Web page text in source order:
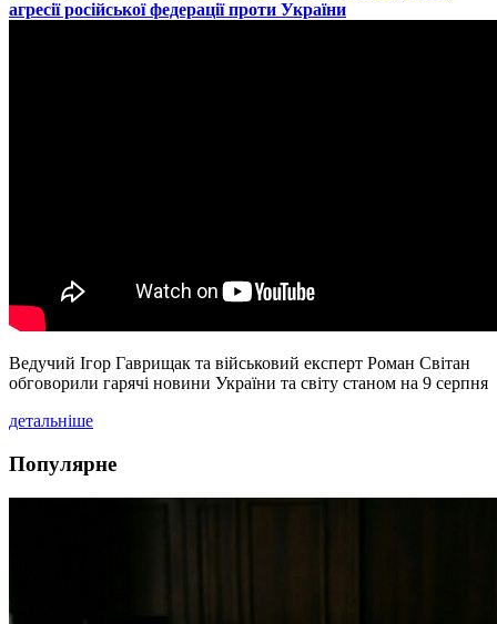
агресії російської федерації проти України
Ведучий Ігор Гаврищак та військовий експерт Роман Світан
обговорили гарячі новини України та світу станом на 9 серпня
детальніше
Популярне